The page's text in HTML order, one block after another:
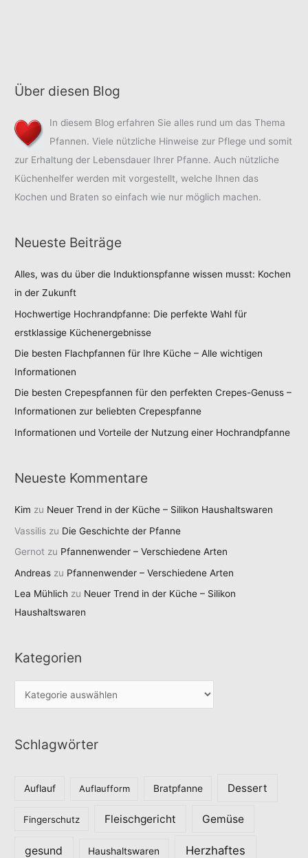
Über diesen Blog
In diesem Blog erfahren Sie alles rund um das Thema
Pfannen. Viele nützliche Hinweise zur Pflege und somit
zur Erhaltung der Lebensdauer Ihrer Pfanne. Auch nützliche
Küchenhelfer werden mit vorgestellt, welche Ihnen das
Kochen und Braten so einfach wie nur möglich machen.
Neueste Beiträge
Alles, was du über die Induktionspfanne wissen musst: Kochen
in der Zukunft
Hochwertige Hochrandpfanne: Die perfekte Wahl für
erstklassige Küchenergebnisse
Die besten Flachpfannen für Ihre Küche – Alle wichtigen
Informationen
Die besten Crepespfannen für den perfekten Crepes-Genuss –
Informationen zur beliebten Crepespfanne
Informationen und Vorteile der Nutzung einer Hochrandpfanne
Neueste Kommentare
Kim zu Neuer Trend in der Küche – Silikon Haushaltswaren
Vassilis zu Die Geschichte der Pfanne
Gernot zu Pfannenwender – Verschiedene Arten
Andreas zu Pfannenwender – Verschiedene Arten
Lea Mühlich zu Neuer Trend in der Küche – Silikon
Haushaltswaren
Kategorien
a
e
Schlagwörter
Auflauf Auflaufform Bratpfanne Dessert
Fingerschutz Fleischgericht Gemüse
gesund Haushaltswaren Herzhaftes